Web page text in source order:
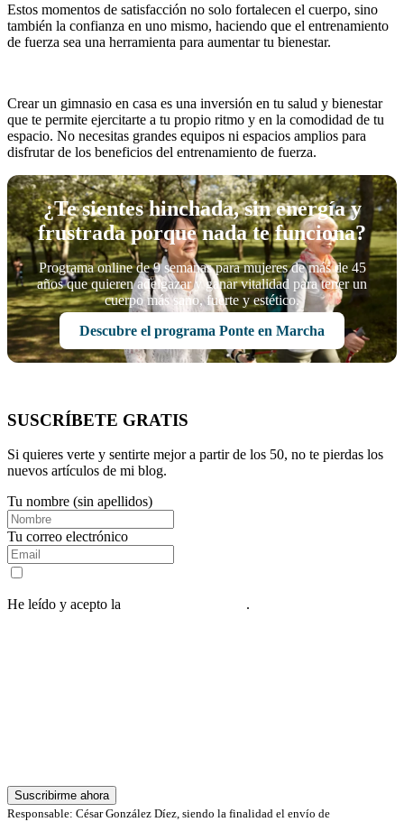
Estos momentos de satisfacción no solo fortalecen el cuerpo, sino
también la confianza en uno mismo, haciendo que el entrenamiento
de fuerza sea una herramienta para aumentar tu bienestar.
Crear un gimnasio en casa es una inversión en tu salud y bienestar
que te permite ejercitarte a tu propio ritmo y en la comodidad de tu
espacio. No necesitas grandes equipos ni espacios amplios para
disfrutar de los beneficios del entrenamiento de fuerza.
¿Te sientes hinchada, sin energía y
frustrada porque nada te funciona?
Programa online de 9 semanas para mujeres de más de 45
años que quieren adelgazar y ganar vitalidad para tener un
cuerpo más sano, fuerte y estético.
Descubre el programa Ponte en Marcha
SUSCRÍBETE GRATIS
Si quieres verte y sentirte mejor a partir de los 50, no te pierdas los
nuevos artículos de mi blog.
Tu nombre (sin apellidos)
Tu correo electrónico
He leído y acepto la
.
Suscribirme ahora
Responsable: César González Díez, siendo la finalidad el envío de